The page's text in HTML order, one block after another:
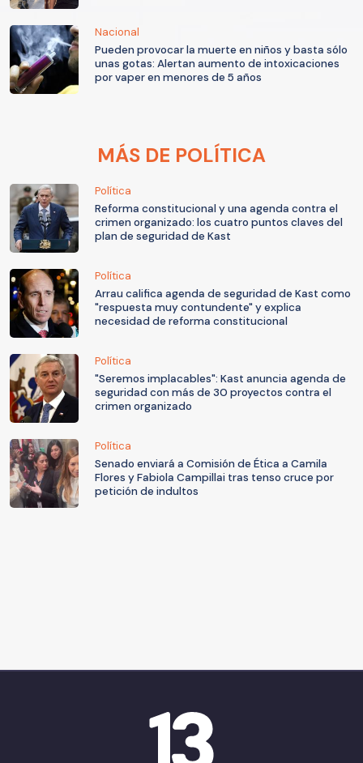
Nacional
Pueden provocar la muerte en niños y basta sólo
unas gotas: Alertan aumento de intoxicaciones
por vaper en menores de 5 años
MÁS DE POLÍTICA
Política
Reforma constitucional y una agenda contra el
crimen organizado: los cuatro puntos claves del
plan de seguridad de Kast
Política
Arrau califica agenda de seguridad de Kast como
"respuesta muy contundente" y explica
necesidad de reforma constitucional
Política
"Seremos implacables": Kast anuncia agenda de
seguridad con más de 30 proyectos contra el
crimen organizado
Política
Senado enviará a Comisión de Ética a Camila
Flores y Fabiola Campillai tras tenso cruce por
petición de indultos